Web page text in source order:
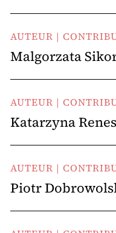
AUTEUR |
Malgorzata
AUTEUR |
Katarzyna Renes
AUTEUR |
Piotr